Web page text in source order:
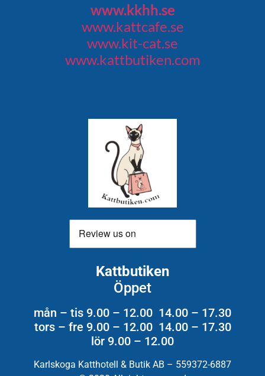
www.kkhh.se
www.kattcafe.se
www.kit-cat.se
www.kattbutiken.com
Kattbutiken
Öppet
mån – tis 9.00 – 12.00 14.00 – 17.30
tors – fre 9.00 – 12.00 14.00 – 17.30
lör 9.00 – 12.00
Karlskoga Katthotell & Butik AB – 559372-6887